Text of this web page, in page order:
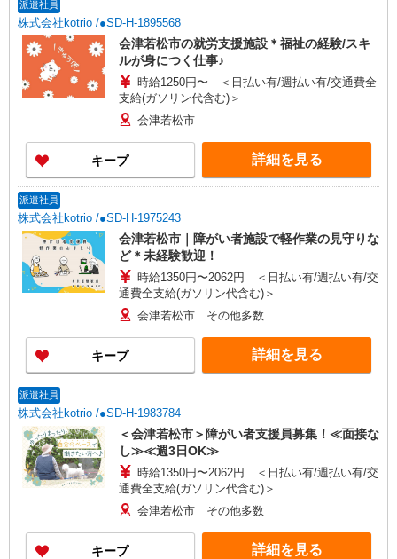
派遣社員
株式会社kotrio /●SD-H-1895568
会津若松市の就労支援施設＊福祉の経験/スキ
ルが身につく仕事♪
時給1250円〜 ＜日払い有/週払い有/交通費全
支給(ガソリン代含む)＞
会津若松市
キープ 詳細を見る
派遣社員
株式会社kotrio /●SD-H-1975243
会津若松市｜障がい者施設で軽作業の見守りな
ど＊未経験歓迎！
時給1350円〜2062円 ＜日払い有/週払い有/交
通費全支給(ガソリン代含む)＞
会津若松市 その他多数
キープ 詳細を見る
派遣社員
株式会社kotrio /●SD-H-1983784
＜会津若松市＞障がい者支援員募集！≪面接な
し≫≪週3日OK≫
時給1350円〜2062円 ＜日払い有/週払い有/交
通費全支給(ガソリン代含む)＞
会津若松市 その他多数
キープ 詳細を見る